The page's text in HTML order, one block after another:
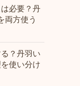
必要？丹
両方使う
？丹羽い
使い分け